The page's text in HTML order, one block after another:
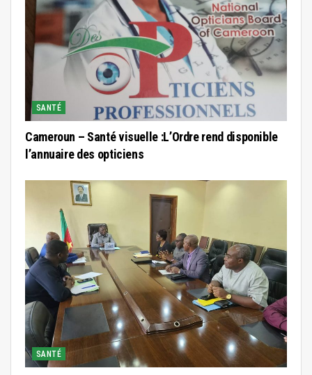
SANTÉ
Cameroun – Santé visuelle :L’Ordre rend disponible
l’annuaire des opticiens
SANTÉ